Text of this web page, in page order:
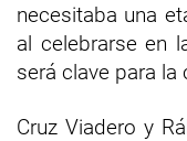
necesitaba una
al celebrarse en
será clave para la
Cruz Viadero y